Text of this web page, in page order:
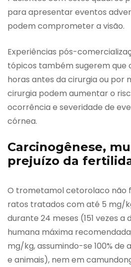
para apresentar eventos
podem comprometer a visão.
Experiências pós-
tópicos também sugerem que
horas antes da cirurgia ou por
cirurgia podem aumentar o
ocorrência e severidade de
córnea.
Carcinogênese,
prejuízo da
O trometamol cetorolaco não
ratos tratados com até 5 mg/
durante 24 meses (151 vezes
humana máxima
mg/kg, assumindo-se 100% de
e animais), nem em